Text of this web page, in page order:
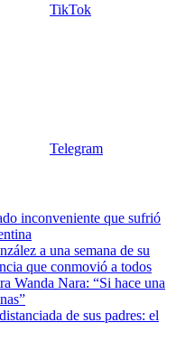
TikTok
Telegram
inconveniente que sufrió
a una semana de su
que conmovió a todos
Wanda Nara: “Si hace una
de sus padres: el